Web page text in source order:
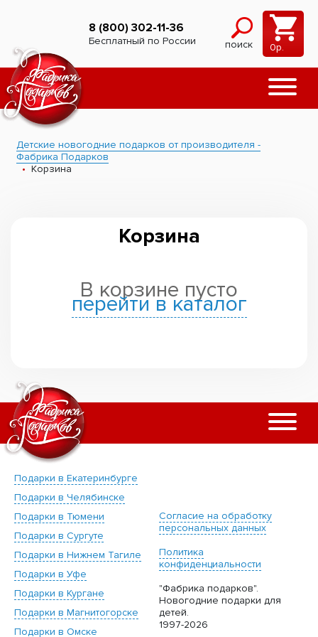
8 (800) 302-11-36
Бесплатный по России поиск 0р.
Детские новогодние подарков от производителя -
Фабрика Подарков
Корзина
Корзина
В корзине пусто
перейти в каталог
Подарки в Екатеринбурге
Подарки в Челябинске
Подарки в Тюмени
Подарки в Сургуте
Подарки в Нижнем Тагиле
Подарки в Уфе
Подарки в Кургане
Подарки в Магнитогорске
Подарки в Омске
Согласие на обработку
персональных данных
Политика
конфиденциальности
"Фабрика подарков".
Новогодние подарки для
детей.
1997-2026